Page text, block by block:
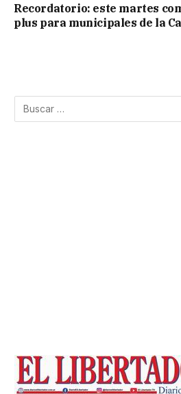
Recordatorio: este martes
plus para municipales de la